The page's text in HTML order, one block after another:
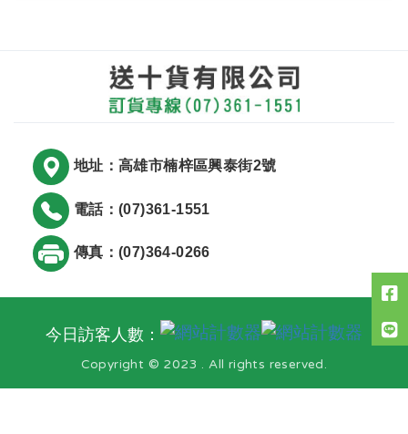
地址：高雄市楠梓區興泰街2號
電話：(07)361-1551
傳真：(07)364-0266
今日訪客人數：
Copyright © 2023 . All rights reserved.